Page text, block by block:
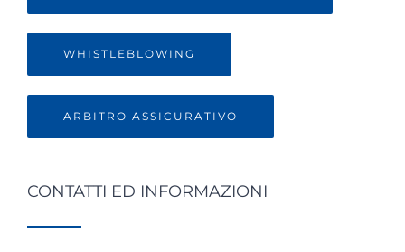
WHISTLEBLOWING
ARBITRO ASSICURATIVO
CONTATTI ED INFORMAZIONI